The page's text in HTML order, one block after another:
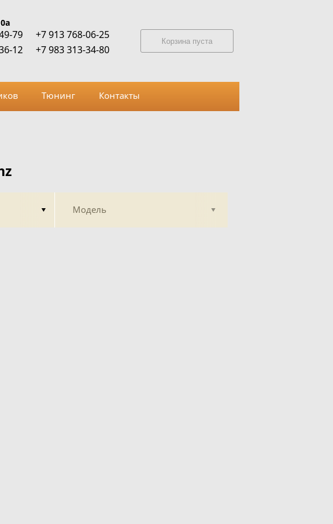
Модель
79
12
+7 913 768-06-25
+7 983 313-34-80
Корзина пуста
Тюнинг Контакты